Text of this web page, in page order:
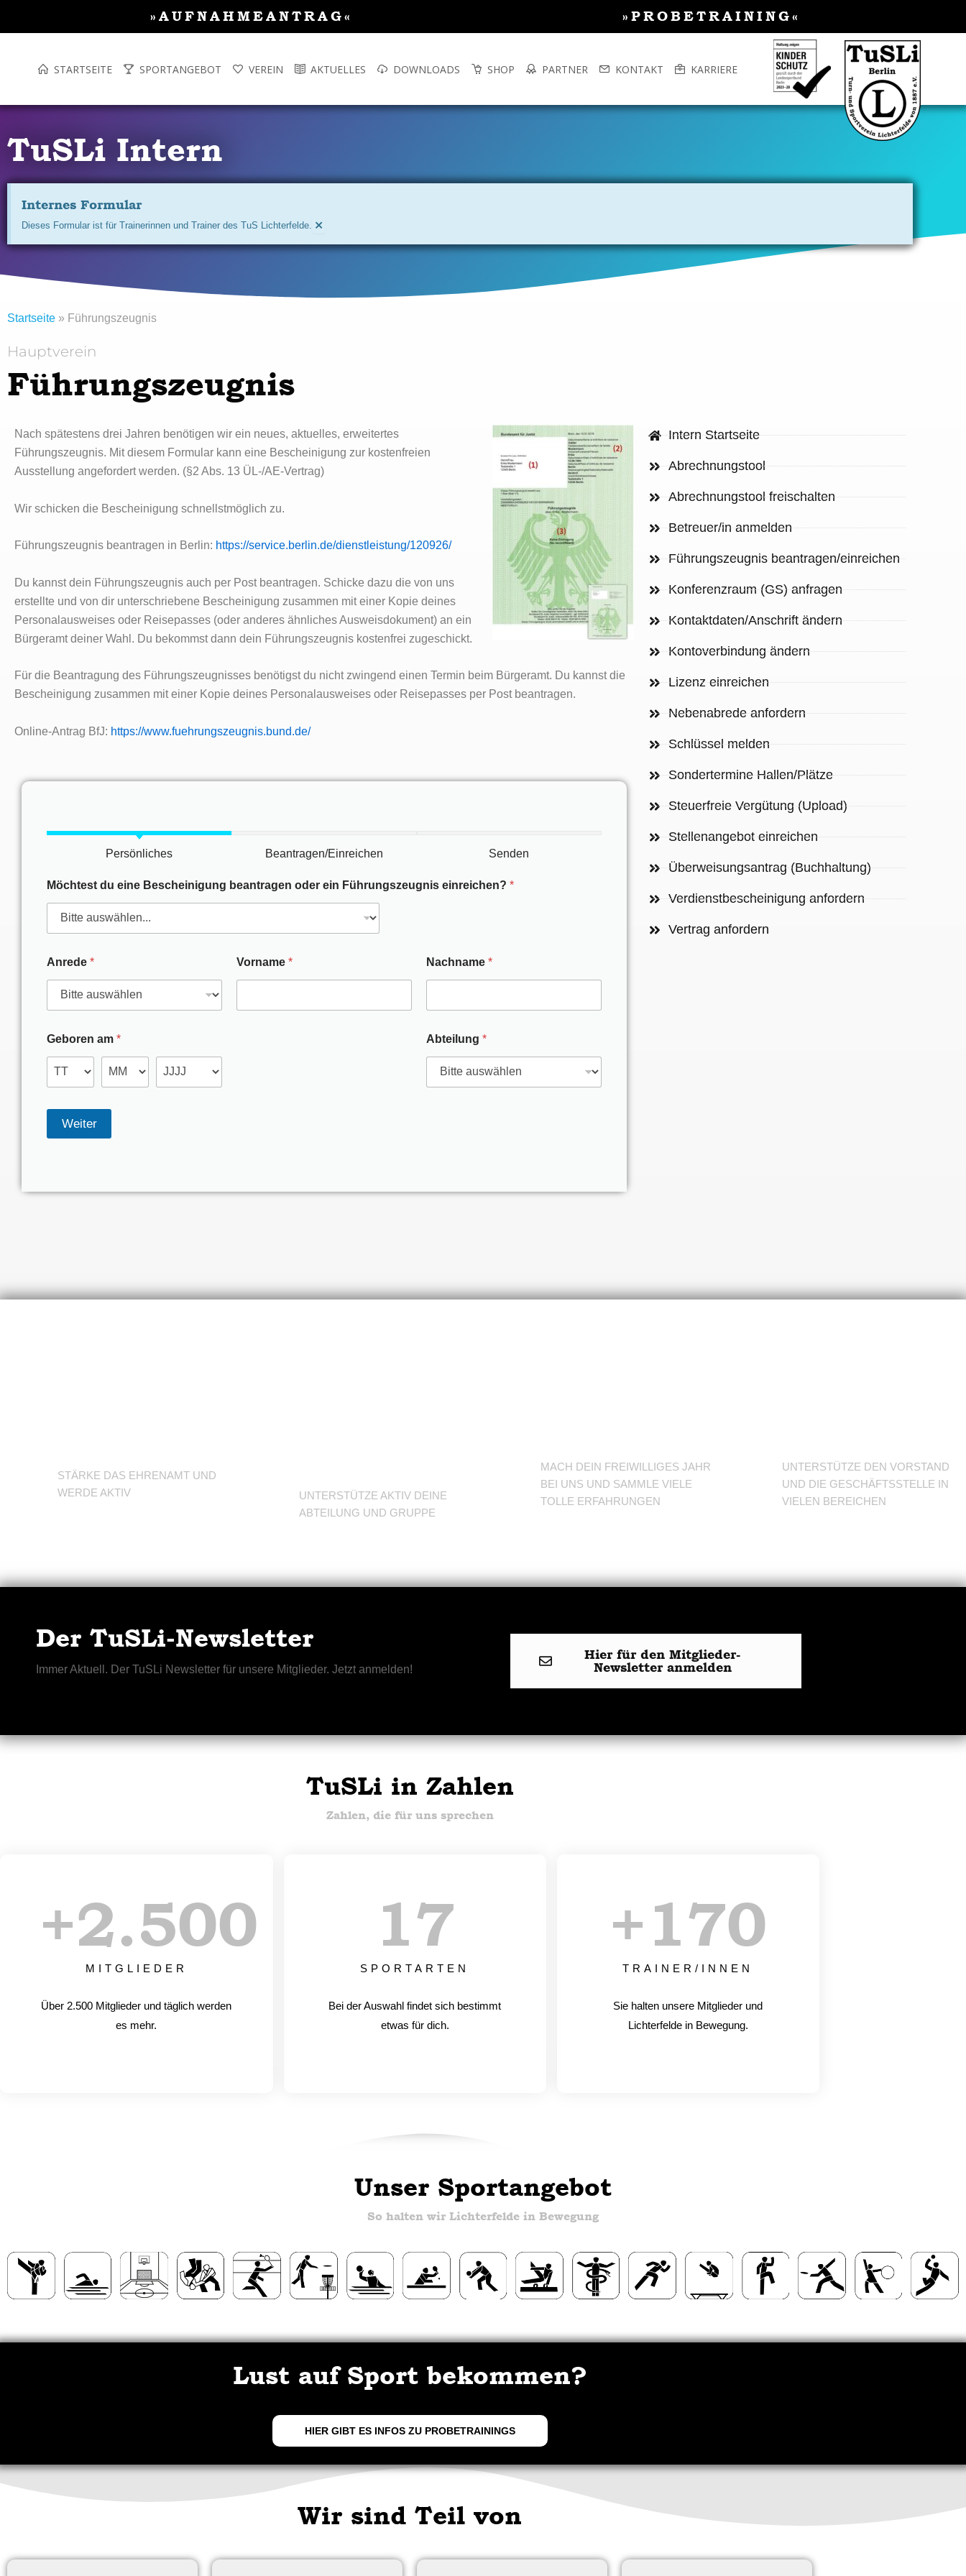
»AUFNAHMEANTRAG« »PROBETRAINING«
STARTSEITE SPORTANGEBOT VEREIN AKTUELLES DOWNLOADS SHOP PARTNER KONTAKT KARRIERE
TuSLi Intern
Internes Formular
Dieses Formular ist für Trainerinnen und Trainer des TuS Lichterfelde. ×
Startseite » Führungszeugnis
Hauptverein
Führungszeugnis
Nach spätestens drei Jahren benötigen wir ein neues, aktuelles, erweitertes
Führungszeugnis. Mit diesem Formular kann eine Bescheinigung zur kostenfreien
Ausstellung angefordert werden. (§2 Abs. 13 ÜL-/AE-Vertrag)
Wir schicken die Bescheinigung schnellstmöglich zu.
Führungszeugnis beantragen in Berlin: https://service.berlin.de/dienstleistung/120926/
Du kannst dein Führungszeugnis auch per Post beantragen. Schicke dazu die von uns
erstellte und von dir unterschriebene Bescheinigung zusammen mit einer Kopie deines
Personalausweises oder Reisepasses (oder anderes ähnliches Ausweisdokument) an ein
Bürgeramt deiner Wahl. Du bekommst dann dein Führungszeugnis kostenfrei zugeschickt.
Für die Beantragung des Führungszeugnisses benötigst du nicht zwingend einen Termin beim Bürgeramt. Du kannst die
Bescheinigung zusammen mit einer Kopie deines Personalausweises oder Reisepasses per Post beantragen.
Online-Antrag BfJ: https://www.fuehrungszeugnis.bund.de/
Persönliches Beantragen/Einreichen Senden
Möchtest du eine Bescheinigung beantragen oder ein Führungszeugnis einreichen? *
Anrede *
Geboren am *
Vorname * Nachname *
Abteilung *
Weiter
Intern Startseite
Abrechnungstool
Abrechnungstool freischalten
Betreuer/in anmelden
Führungszeugnis beantragen/einreichen
Konferenzraum (GS) anfragen
Kontaktdaten/Anschrift ändern
Kontoverbindung ändern
Lizenz einreichen
Nebenabrede anfordern
Schlüssel melden
Sondertermine Hallen/Plätze
Steuerfreie Vergütung (Upload)
Stellenangebot einreichen
Überweisungsantrag (Buchhaltung)
Verdienstbescheinigung anfordern
Vertrag anfordern
STÄRKE DAS EHRENAMT UND
WERDE AKTIV
UNTERSTÜTZE AKTIV DEINE
ABTEILUNG UND GRUPPE
MACH DEIN FREIWILLIGES JAHR
BEI UNS UND SAMMLE VIELE
TOLLE ERFAHRUNGEN
UNTERSTÜTZE DEN VORSTAND
UND DIE GESCHÄFTSSTELLE IN
VIELEN BEREICHEN
Der TuSLi-Newsletter
Immer Aktuell. Der TuSLi Newsletter für unsere Mitglieder. Jetzt anmelden!
Hier für den Mitglieder-
Newsletter anmelden
TuSLi in Zahlen
Zahlen, die für uns sprechen
MITGLIEDER
+2.500
Über 2.500 Mitglieder und täglich werden
es mehr.
SPORTARTEN
17
Bei der Auswahl findet sich bestimmt
etwas für dich.
TRAINER/INNEN
+170
Sie halten unsere Mitglieder und
Lichterfelde in Bewegung.
Unser Sportangebot
So halten wir Lichterfelde in Bewegung
Lust auf Sport bekommen?
HIER GIBT ES INFOS ZU PROBETRAININGS
Wir sind Teil von